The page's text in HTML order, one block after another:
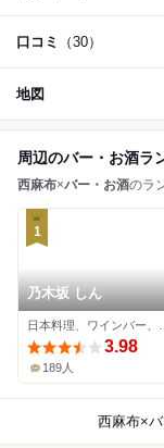
口コミ （30）
地図
周辺のバー・お酒ラ
西麻布×バー・お酒のラ
1
乃木坂 しん
3.98
189人
西麻布×